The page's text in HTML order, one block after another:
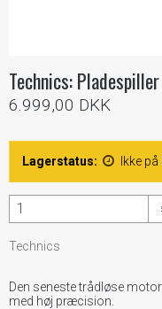
Technics:
6.999,00 DKK
Lagerstatus: Ikke på
Technics
Den seneste trådløse
med høj præcision.